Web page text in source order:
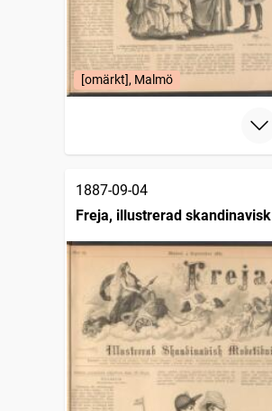
[omärkt], Malmö
1887-09-04
Freja, illustrerad skandinavisk
modetidning